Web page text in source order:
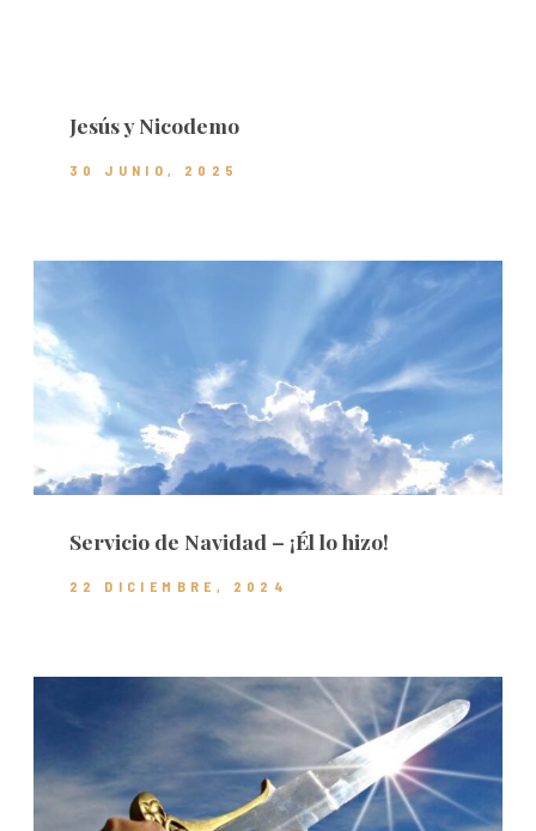
Jesús y Nicodemo
30 JUNIO, 2025
Servicio de Navidad – ¡Él lo hizo!
22 DICIEMBRE, 2024